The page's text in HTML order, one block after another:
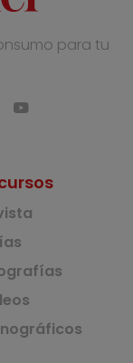
para tu